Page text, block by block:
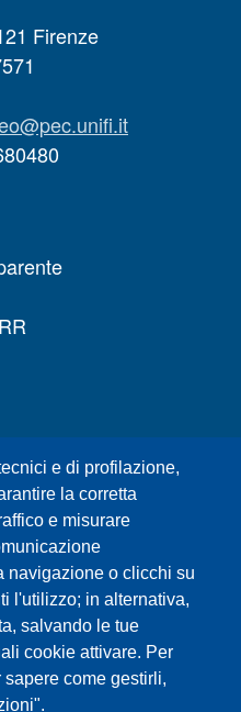
e di profilazione,
la corretta
e misurare
navigazione o clicchi su
l'utilizzo; in alternativa,
salvando le tue
cookie attivare. Per
come gestirli,
Firenze
con il Pubblico
web